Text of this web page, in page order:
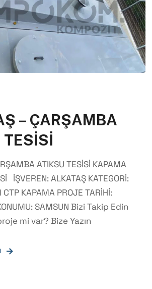
– ÇARŞAMBA
TESİSİ
ATIKSU TESİSİ KAPAMA
İŞVEREN: ALKATAŞ KATEGORİ:
CTP KAPAMA PROJE TARİHİ:
SAMSUN Bizi Takip Edin
mi var? Bize Yazın